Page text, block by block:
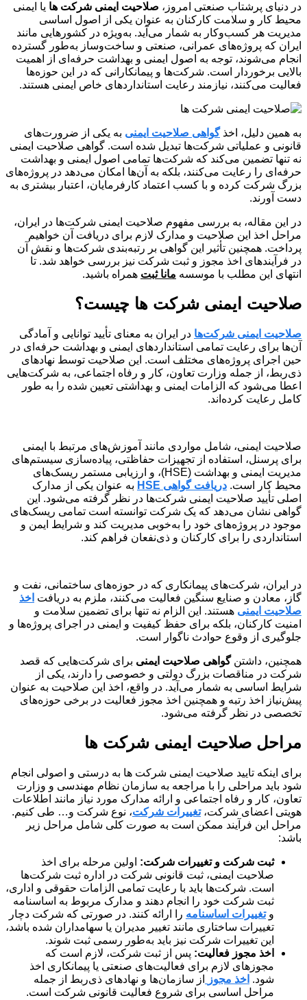
در دنیای پرشتاب صنعتی امروز، صلاحیت ایمنی شرکت ها یا ایمنی
محیط کار و سلامت کارکنان به عنوان یکی از اصول اساسی
مدیریت هر کسب‌وکار به شمار می‌آید. به‌ویژه در کشورهایی مانند
ایران که پروژه‌های عمرانی، صنعتی و ساخت‌وساز به‌طور گسترده
انجام می‌شوند، توجه به اصول ایمنی و بهداشت حرفه‌ای از اهمیت
بالایی برخوردار است. شرکت‌ها و پیمانکارانی که در این حوزه‌ها
فعالیت می‌کنند، نیازمند رعایت استانداردهای خاص ایمنی هستند.
به همین دلیل، اخذگواهی صلاحیت ایمنی به یکی از ضرورت‌های
قانونی و عملیاتی شرکت‌ها تبدیل شده است. گواهی صلاحیت ایمنی
نه تنها تضمین می‌کند که شرکت‌ها تمامی اصول ایمنی و بهداشت
حرفه‌ای را رعایت می‌کنند، بلکه به آن‌ها امکان می‌دهد در پروژه‌های
بزرگ شرکت کرده و با کسب اعتماد کارفرمایان، اعتبار بیشتری به
دست آورند.
در این مقاله، به بررسی مفهوم صلاحیت ایمنی شرکت‌ها در ایران،
مراحل اخذ این صلاحیت و مدارک لازم برای دریافت آن خواهیم
پرداخت. همچنین تأثیر این گواهی بر رتبه‌بندی شرکت‌ها و نقش آن
در فرآیندهای اخذ مجوز و ثبت شرکت نیز بررسی خواهد شد. تا
انتهای این مطلب با موسسه مانا ثبت همراه باشید.
صلاحیت ایمنی شرکت ها چیست؟
صلاحیت ایمنی شرکت‌ها در ایران به معنای تأیید توانایی و آمادگی
آن‌ها برای رعایت تمامی استانداردهای ایمنی و بهداشت حرفه‌ای در
حین اجرای پروژه‌های مختلف است. این صلاحیت توسط نهادهای
ذی‌ربط، از جمله وزارت تعاون، کار و رفاه اجتماعی، به شرکت‌هایی
اعطا می‌شود که الزامات ایمنی و بهداشتی تعیین شده را به طور
کامل رعایت کرده‌اند.
صلاحیت ایمنی، شامل مواردی مانند آموزش‌های مرتبط با ایمنی
برای پرسنل، استفاده از تجهیزات حفاظتی، پیاده‌سازی سیستم‌های
مدیریت ایمنی و بهداشت (HSE)، و ارزیابی مستمر ریسک‌های
محیط کار است. دریافت گواهی HSE به عنوان یکی از مدارک
اصلی تأیید صلاحیت ایمنی شرکت‌ها در نظر گرفته می‌شود. این
گواهی نشان می‌دهد که یک شرکت توانسته است تمامی ریسک‌های
موجود در پروژه‌های خود را به‌خوبی مدیریت کند و شرایط ایمن و
استانداردی را برای کارکنان و ذی‌نفعان فراهم کند.
در ایران، شرکت‌های پیمانکاری که در حوزه‌های ساختمانی، نفت و
گاز، معادن و صنایع سنگین فعالیت می‌کنند، ملزم به دریافت اخذ
صلاحیت ایمنی هستند. این الزام نه تنها برای تضمین سلامت و
امنیت کارکنان، بلکه برای حفظ کیفیت و ایمنی در اجرای پروژه‌ها و
جلوگیری از وقوع حوادث ناگوار است.
همچنین، داشتنگواهی صلاحیت ایمنی برای شرکت‌هایی که قصد
شرکت در مناقصات بزرگ دولتی و خصوصی را دارند، یکی از
شرایط اساسی به شمار می‌آید. در واقع، اخذ این صلاحیت به عنوان
پیش‌نیاز اخذ رتبه و همچنین اخذ مجوز فعالیت در برخی حوزه‌های
تخصصی در نظر گرفته می‌شود.
مراحل صلاحیت ایمنی شرکت ها
برای اینکه تایید صلاحیت ایمنی شرکت ها به درستی و اصولی انجام
شود باید مراحلی را با مراجعه به سازمان نظام مهندسی و وزارت
تعاون، کار و رفاه اجتماعی و ارائه مدارک مورد نیاز مانند اطلاعات
هویتی اعضای شرکت،تغییرات شرکت، نوع شرکت و… طی کنیم.
مراحل این فرآیند ممکن است به صورت کلی شامل مراحل زیر
باشد:
ثبت شرکت و تغییرات شرکت: اولین مرحله برای اخذ
صلاحیت ایمنی، ثبت قانونی شرکت در اداره ثبت شرکت‌ها
است. شرکت‌ها باید با رعایت تمامی الزامات حقوقی و اداری،
ثبت شرکت خود را انجام دهند و مدارک مربوط به اساسنامه
وتغییرات اساسنامه را ارائه کنند. در صورتی که شرکت دچار
تغییرات ساختاری مانند تغییر مدیران یا سهامداران شده باشد،
این تغییرات شرکت نیز باید به‌طور رسمی ثبت شوند.
اخذ مجوز فعالیت: پس از ثبت شرکت، لازم است که
مجوزهای لازم برای فعالیت‌های صنعتی یا پیمانکاری اخذ
شود. اخذ مجوز
از سازمان‌ها و نهادهای ذی‌ربط از جمله
مراحل اساسی برای شروع فعالیت قانونی شرکت است.